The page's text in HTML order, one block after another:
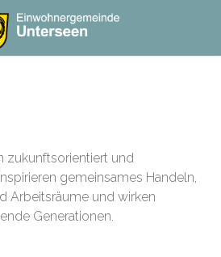
zukunftsorientiert und
gemeinsames Handeln,
Arbeitsräume und wirken
Generationen.